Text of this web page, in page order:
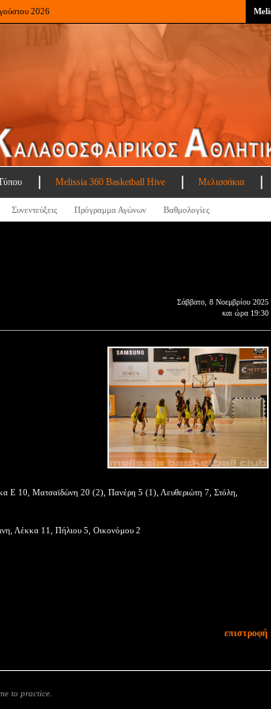
2026
Melissia 360 Basketball Hive Μελισσάκια
Συνεντεύξεις Πρόγραμμα Αγώνων Βαθμολογίες
Σάββατο, 8 Νοεμβρίου 2025
και ώρα 19:30
Ε 10, Ματσαϊδώνη 20 (2), Πανέρη 5 (1), Λευθεριώτη 7, Στόλη,
Λέκκα 11, Πήλιου 5, Οικονόμου 2
επιστροφή
to practice.